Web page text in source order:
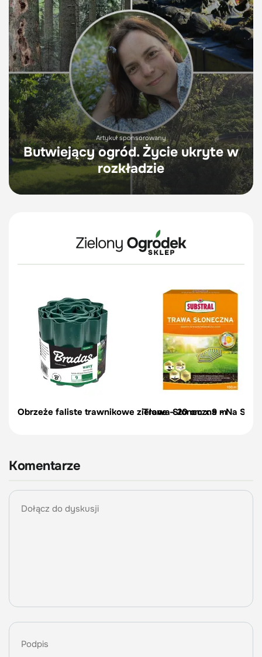
Artykuł sponsorowany
Butwiejący ogród. Życie ukryte w
rozkładzie
Obrzeże faliste trawnikowe zielone – 20 cm x 9 m
Trawa Słoneczna - Na
Komentarze